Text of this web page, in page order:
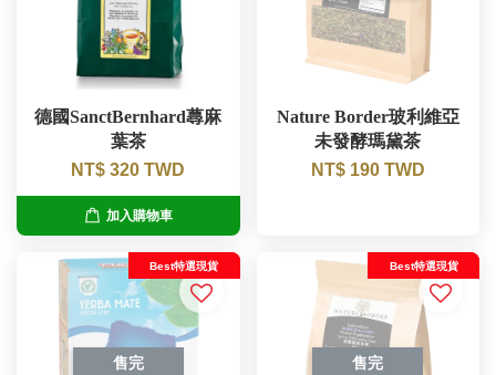
德國SanctBernhard蕁麻
葉茶
NT$ 320 TWD
加入購物車
Nature Border玻利維亞
未發酵瑪黛茶
NT$ 190 TWD
售完
Best特選現貨
售完
Best特選現貨